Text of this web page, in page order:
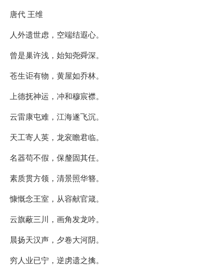
唐代 王维
人外遗世虑，空端结遐心。
曾是巢许浅，始知尧舜深。
苍生讵有物，黄屋如乔林。
上德抚神运，冲和穆宸襟。
云雷康屯难，江海遂飞沉。
天工寄人英，龙衮瞻君临。
名器苟不假，保釐固其任。
素质贯方领，清景照华簪。
慷慨念王室，从容献官箴。
云旗蔽三川，画角发龙吟。
晨扬天汉声，夕卷大河阴。
穷人业已宁，逆虏遗之擒。